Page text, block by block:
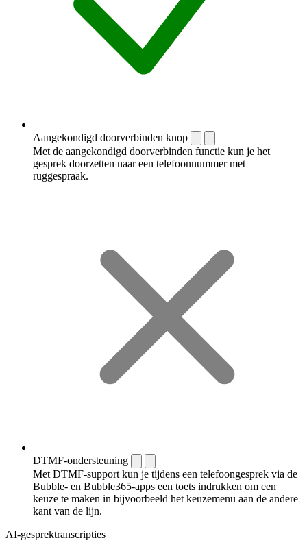
Aangekondigd doorverbinden knop
Met de aangekondigd doorverbinden functie kun je het
gesprek doorzetten naar een telefoonnummer met
ruggespraak.
DTMF-ondersteuning
Met DTMF-support kun je tijdens een telefoongesprek via de
Bubble- en Bubble365-apps een toets indrukken om een
keuze te maken in bijvoorbeeld het keuzemenu aan de andere
kant van de lijn.
AI-gesprektranscripties